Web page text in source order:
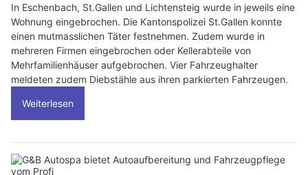
In Eschenbach, St.Gallen und Lichtensteig wurde in jeweils eine
Wohnung eingebrochen. Die Kantonspolizei St.Gallen konnte
einen mutmasslichen Täter festnehmen. Zudem wurde in
mehreren Firmen eingebrochen oder Kellerabteile von
Mehrfamilienhäuser aufgebrochen. Vier Fahrzeughalter
meldeten zudem Diebstähle aus ihren parkierten Fahrzeugen.
Weiterlesen